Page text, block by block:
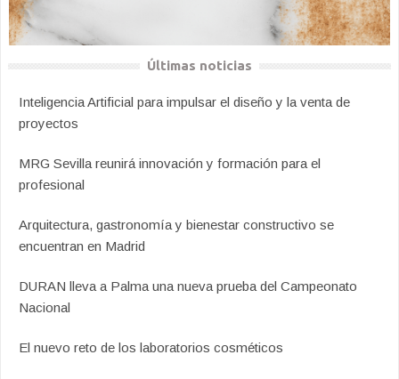
Últimas noticias
Inteligencia Artificial para impulsar el diseño y la venta de
proyectos
MRG Sevilla reunirá innovación y formación para el
profesional
Arquitectura, gastronomía y bienestar constructivo se
encuentran en Madrid
DURAN lleva a Palma una nueva prueba del Campeonato
Nacional
El nuevo reto de los laboratorios cosméticos